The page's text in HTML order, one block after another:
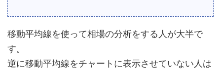
移動平均線を使って相場の分析をする人が大半で
す。
逆に移動平均線をチャートに表示させていない人は